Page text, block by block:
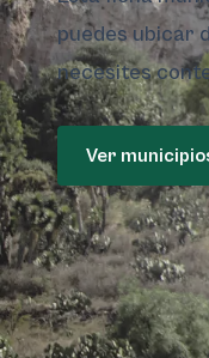
puedes ubicar
necesites
Ver